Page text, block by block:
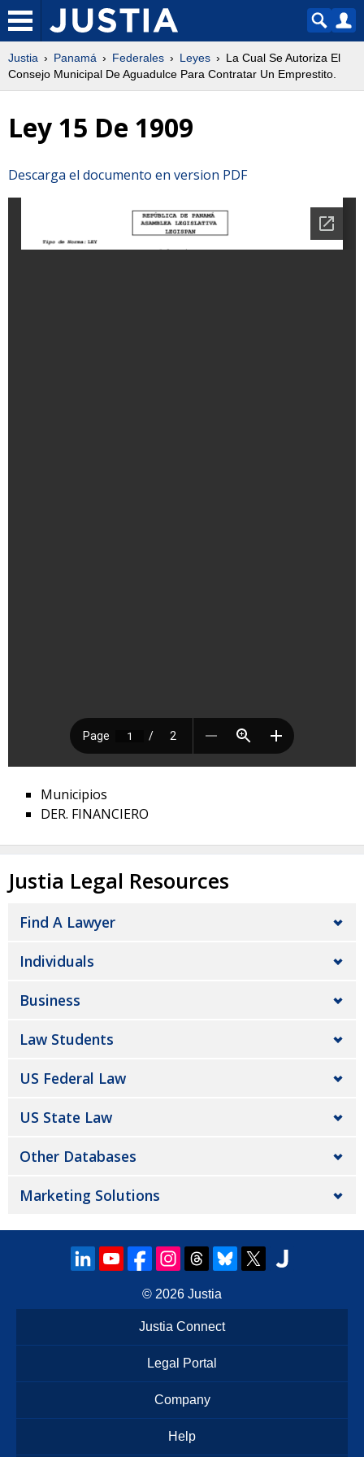
Justia Panamá Federales Leyes
La Cual Se Autoriza El
Consejo Municipal De Aguadulce Para Contratar Un Emprestito.
Ley 15 De 1909
Descarga el documento en version PDF
Municipios
DER. FINANCIERO
Justia Legal Resources
Find A Lawyer
Individuals
Business
Law Students
US Federal Law
US State Law
Other Databases
Marketing Solutions
© 2026 Justia
Justia Connect
Legal Portal
Company
Help